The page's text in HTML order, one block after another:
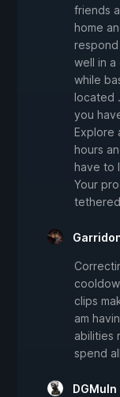
friends
home
respond
well in a
while
located
you
Explore
hours
have to
Your
clips
am
abilities
spend
DGMuln